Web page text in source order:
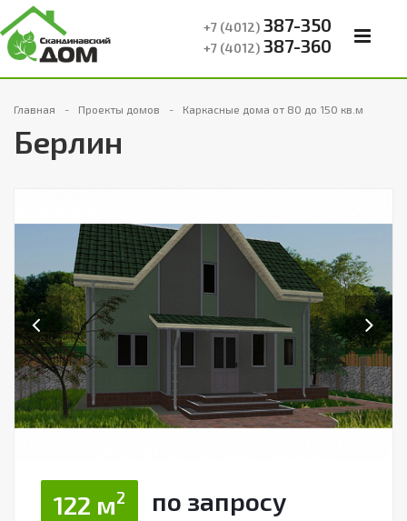
+7 (4012)387-350
+7 (4012)387-360
Главная Проекты домов Каркасные дома от 80 до 150 кв.м
Берлин
Previous Next
122 м2 по запросу